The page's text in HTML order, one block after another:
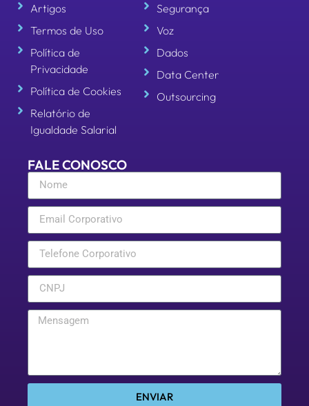
Artigos
Termos de Uso
Política de
Privacidade
Política de Cookies
Relatório de
Igualdade Salarial
Segurança
Voz
Dados
Data Center
Outsourcing
FALE CONOSCO
ENVIAR